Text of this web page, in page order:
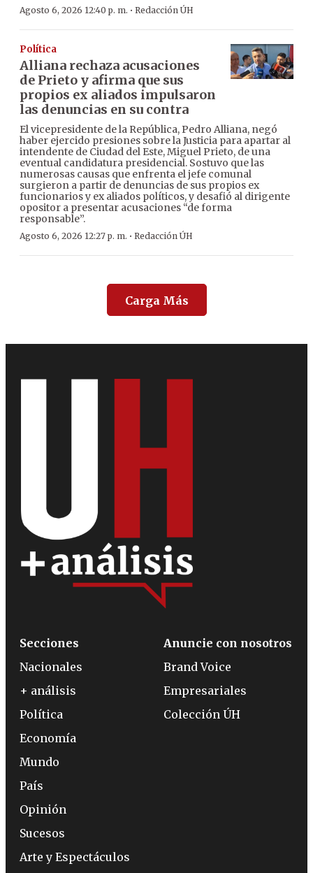
Agosto 6, 2026 12:40 p. m. · Redacción ÚH
Política
Alliana rechaza acusaciones
de Prieto y afirma que sus
propios ex aliados impulsaron
las denuncias en su contra
El vicepresidente de la República, Pedro Alliana, negó
haber ejercido presiones sobre la Justicia para apartar al
intendente de Ciudad del Este, Miguel Prieto, de una
eventual candidatura presidencial. Sostuvo que las
numerosas causas que enfrenta el jefe comunal
surgieron a partir de denuncias de sus propios ex
funcionarios y ex aliados políticos, y desafió al dirigente
opositor a presentar acusaciones “de forma
responsable”.
Agosto 6, 2026 12:27 p. m. · Redacción ÚH
Carga Más
Secciones
Nacionales
+ análisis
Política
Economía
Mundo
País
Opinión
Sucesos
Arte y Espectáculos
Anuncie con nosotros
Brand Voice
Empresariales
Colección ÚH